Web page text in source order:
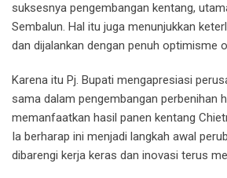
suksesnya pengembangan kentang,
Sembalun. Hal itu juga menunjukkan
dan dijalankan dengan penuh optimisme
Karena itu Pj. Bupati mengapresiasi
sama dalam pengembangan perbenihan
memanfaatkan hasil panen kentang
Ia berharap ini menjadi langkah awal
dibarengi kerja keras dan inovasi terus